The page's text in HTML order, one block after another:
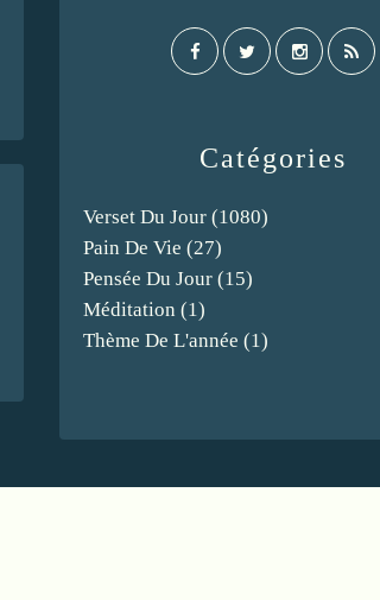
Catégories
Verset Du Jour (1080)
Pain De Vie (27)
Pensée Du Jour (15)
Méditation (1)
Thème De L'année (1)